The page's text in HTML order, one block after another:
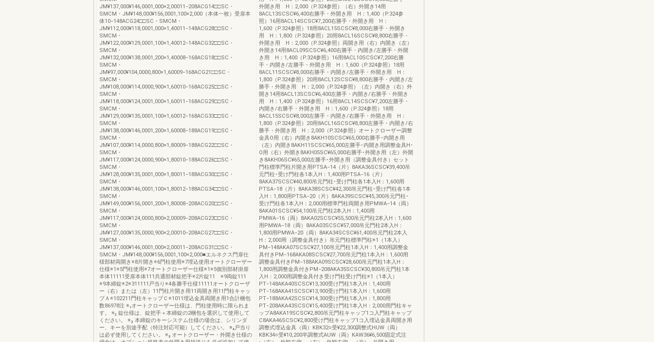
JM¥137,000¥146,0001,000×2,00011−208ACG14□□SC・
SMCM・JM¥148,000¥156,0001,100×2,000（本体一枚）受扉本
体10−148ACG24□□SC・SMCM・
JM¥112,000¥118,0001,000×1,40011−148ACG28□□SC・
SMCM・
JM¥122,000¥129,0001,100×1,40012−148ACG32□□SC・
SMCM・
JM¥132,000¥138,0001,200×1,40008−168ACG18□□SC・
SMCM・
JM¥97,000¥104,0000,800×1,60009−168ACG21□□SC・
SMCM・
JM¥108,000¥114,0000,900×1,60010−168ACG25□□SC・
SMCM・
JM¥118,000¥124,0001,000×1,60011−168ACG29□□SC・
SMCM・
JM¥129,000¥135,0001,100×1,60012−168ACG33□□SC・
SMCM・
JM¥138,000¥146,0001,200×1,60008−188ACG19□□SC・
SMCM・
JM¥107,000¥114,0000,800×1,80009−188ACG22□□SC・
SMCM・
JM¥117,000¥124,0000,900×1,80010−188ACG26□□SC・
SMCM・
JM¥128,000¥135,0001,000×1,80011−188ACG30□□SC・
SMCM・
JM¥138,000¥146,0001,100×1,80012−188ACG34□□SC・
SMCM・
JM¥149,000¥156,0001,200×1,80008−208ACG20□□SC・
SMCM・
JM¥117,000¥124,0000,800×2,00009−208ACG23□□SC・
SMCM・
JM¥127,000¥135,0000,900×2,00010−208ACG27□□SC・
SMCM・
JM¥137,000¥146,0001,000×2,00011−208ACG31□□SC・
SMCM・JM¥148,000¥156,0001,100×2,000■エルネクス門扉仕
様部材両開き※8片開き※6門柱使用※7埋込使用オートクローザー
仕様※1※5門柱使用※7オートクローザー仕様※1※5個別部材掛扉
本体11111受扉本体111共通部材錠把手※2片錠11 ※9両錠111
※9本締錠※2※311111戸当り※4各勝手仕様11111オートクローザ
ー（右）または（左）11門柱片開き用11両開き用11門柱キャッ
プＡ※102211門柱キャップＣ※1011埋込金具両開き用1合計梱包
数86978注 ※₁オートクローザー仕様は、門柱使用時に限られま
す。 ※₂ 錠仕様は、錠把手＋本締錠の2梱包を選択して使用して
ください。 ※₃ 本締錠のキーシステム仕様の場合は、シリンダ
ー、キーを別途手配（特注対応可能）してください。 ※₄戸当り
は必ず使用してください。 ※₅ オートクローザー・外開き仕様の
外開き用 H：2,000（P.324参照）（右）外開き14用
8ACL13SCSC¥6,400右勝手・外開き用 H：1,400（P.324参
照）16用8ACL14SCSC¥7,200右勝手・外開き用 H：
1,600（P.324参照）18用8ACL15SCSC¥8,000右勝手・外開き
用 H：1,800（P.324参照）20用8ACL16SCSC¥8,800右勝手・
外開き用 H：2,000（P.324参照）両開き用（右）内開き（左）
外開き14用8ACL09SCSC¥6,400右勝手・内開き/左勝手・外開
き用 H：1,400（P.324参照）16用8ACL10SCSC¥7,200右勝
手・内開き/左勝手・外開き用 H：1,600（P.324参照）18用
8ACL11SCSC¥8,000右勝手・内開き/左勝手・外開き用 H：
1,800（P.324参照）20用8ACL12SCSC¥8,800右勝手・内開き/左
勝手・外開き用 H：2,000（P.324参照）（左）内開き（右）外
開き14用8ACL13SCSC¥6,400左勝手・内開き/右勝手・外開き
用 H：1,400（P.324参照）16用8ACL14SCSC¥7,200左勝手・
内開き/右勝手・外開き用 H：1,600（P.324参照）18用
8ACL15SCSC¥8,000左勝手・内開き/右勝手・外開き用 H：
1,800（P.324参照）20用8ACL16SCSC¥8,800左勝手・内開き/右
勝手・外開き用 H：2,000（P.324参照）オートクローザー調整
金具O用（右）内開き8AKH10SCSC¥65,000右勝手･内開き用
（左）内開き8AKH11SCSC¥65,000左勝手･内開き用調整金具H･
O用（右）外開き8AKH05SC¥65,000右勝手･外開き用（左）外開
き8AKH06SC¥65,000左勝手･外開き用（調整金具付き）セット
門柱標準門柱片開き用PTSA−14（片）8AKA36SCSC¥39,400吊
元門柱･受け門柱各1本入H：1,400用PTSA−16（片）
8AKA37SCSC¥40,800吊元門柱･受け門柱各1本入H：1,600用
PTSA−18（片）8AKA38SCSC¥42,300吊元門柱･受け門柱各1本
入H：1,800用PTSA−20（片）8AKA39SCSC¥45,300吊元門柱･
受け門柱各1本入H：2,000用標準門柱両開き用PMWA−14（両）
8AKA01SCSC¥54,100吊元門柱2本入H：1,400用
PMWA−16（両）8AKA02SCSC¥55,500吊元門柱2本入H：1,600
用PMWA−18（両）8AKA03SCSC¥57,000吊元門柱2本入H：
1,800用PMWA−20（両）8AKA34SCSC¥61,400吊元門柱2本入
H：2,000用（調整金具付き）吊元門柱標準門柱※1（1本入）
PM−148AKA07SCSC¥27,100吊元門柱1本入H：1,400用調整金
具付きPM−168AKA08SCSC¥27,700吊元門柱1本入H：1,600用
調整金具付きPM−188AKA09SCSC¥28,600吊元門柱1本入H：
1,800用調整金具付きPM−208AKA35SCSC¥30,800吊元門柱1本
入H：2,000用調整金具付き受け門柱受け門柱※1（1本入）
PT−148AKA40SCSC¥13,300受け門柱1本入H：1,400用
PT−168AKA41SCSC¥13,900受け門柱1本入H：1,600用
PT−188AKA42SCSC¥14,300受け門柱1本入H：1,800用
PT−208AKA43SCSC¥15,400受け門柱1本入H：2,000用門柱キャ
ップA8AKA19SCSC¥2,800吊元門柱キャップ1コ入門柱キャップ
C8AKA46SCSC¥2,800受け門柱キャップ1コ入埋込金具両開き用
調整式埋込金具（両）KBK32○受¥22,300調整式HUW（両）
KBK34○受¥10,200半調整式AUW（両）KAW36¥6,500固定式注